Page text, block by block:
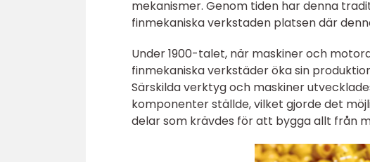
mekanismer. Genom tiden har denna
finmekaniska verkstaden platsen där
Under 1900-talet, när maskiner och
finmekaniska verkstäder öka sin
Särskilda verktyg och maskiner
komponenter ställde, vilket gjorde det
delar som krävdes för att bygga allt från